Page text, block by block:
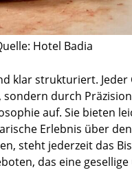
Hotel Badia
klar strukturiert. Jeder
durch
auf. Sie bieten
Erlebnis über
steht jederzeit das
das eine